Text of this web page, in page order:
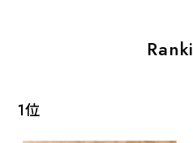
1位